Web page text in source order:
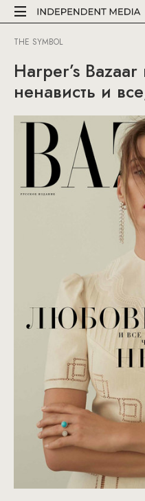
THE SYMBOL
Harper’s
ненависть и